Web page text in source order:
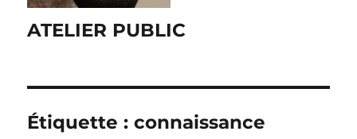
ATELIER PUBLIC
Étiquette :connaissance